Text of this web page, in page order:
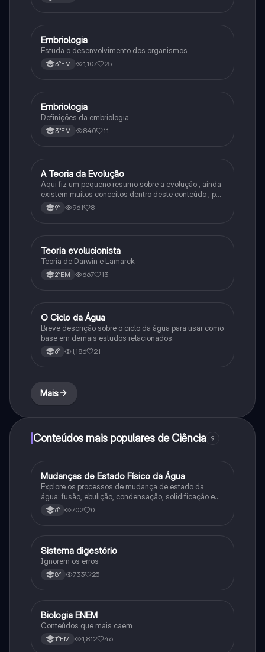
Biologia
Embriologia
Estuda o desenvolvimento dos organismos
3°EM 1,107 25
Biologia
Embriologia
Definições da embriologia
3°EM 840 11
Biologia
A Teoria da Evolução
Aqui fiz um pequeno resumo sobre a evolução , ainda
existem muitos conceitos dentro deste conteúdo , por
isso sempre é bom procurar por mais fontes e
algumas questões para se resolver e fixar melhor.
9° 961 8
Biologia
Teoria evolucionista
Teoria de Darwin e Lamarck
2°EM 667 13
Química
O Ciclo da Água
Breve descrição sobre o ciclo da água para usar como
base em demais estudos relacionados.
6° 1,186 21
Mais
Conteúdos mais populares de Ciência 9
MCiência
Mudanças de Estado Físico da Água
Explore os processos de mudança de estado da
água: fusão, ebulição, condensação, solidificação e
sublimação.
6° 702 0
Ciência
Sistema digestório
Ignorem os erros
8° 733 25
Ciência
Biologia ENEM
Conteúdos que mais caem
1°EM 1,812 46